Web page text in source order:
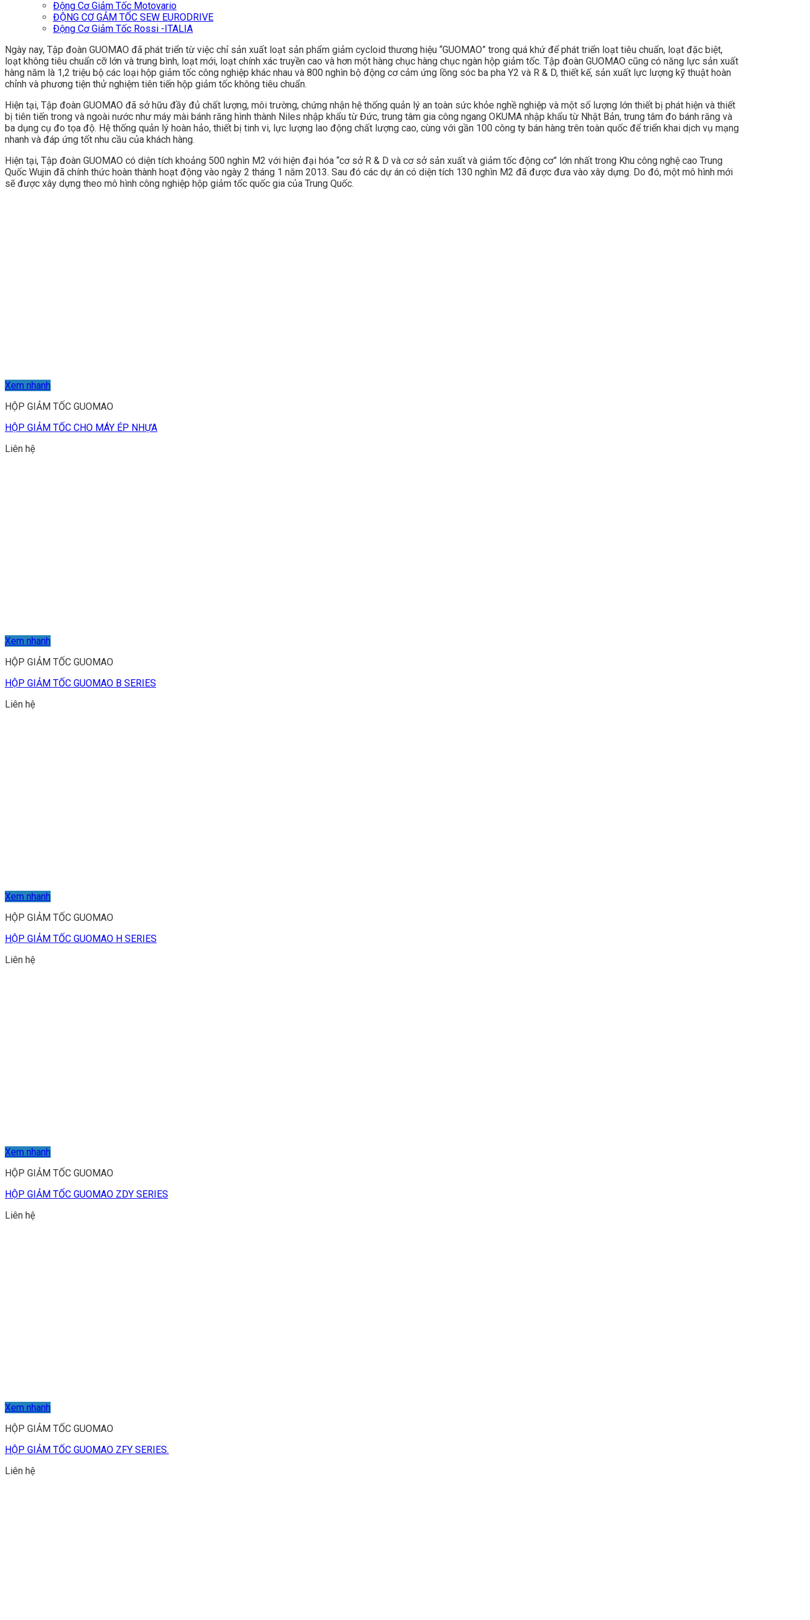
Động Cơ Giảm Tốc Motovario
ĐỘNG CƠ GẢM TỐC SEW EURODRIVE
Động Cơ Giảm Tốc Rossi -ITALIA
Ngày nay, Tập đoàn GUOMAO đã phát triển từ việc chỉ sản xuất loạt sản phẩm giảm cycloid thương hiệu “GUOMAO” trong quá khứ để phát triển loạt tiêu chuẩn, loạt đặc biệt,
loạt không tiêu chuẩn cỡ lớn và trung bình, loạt mới, loạt chính xác truyền cao và hơn một hàng chục hàng chục ngàn hộp giảm tốc. Tập đoàn GUOMAO cũng có năng lực sản xuất
hàng năm là 1,2 triệu bộ các loại hộp giảm tốc công nghiệp khác nhau và 800 nghìn bộ động cơ cảm ứng lồng sóc ba pha Y2 và R & D, thiết kế, sản xuất lực lượng kỹ thuật hoàn
chỉnh và phương tiện thử nghiệm tiên tiến hộp giảm tốc không tiêu chuẩn.
Hiện tại, Tập đoàn GUOMAO đã sở hữu đầy đủ chất lượng, môi trường, chứng nhận hệ thống quản lý an toàn sức khỏe nghề nghiệp và một số lượng lớn thiết bị phát hiện và thiết
bị tiên tiến trong và ngoài nước như máy mài bánh răng hình thành Niles nhập khẩu từ Đức, trung tâm gia công ngang OKUMA nhập khẩu từ Nhật Bản, trung tâm đo bánh răng và
ba dụng cụ đo tọa độ. Hệ thống quản lý hoàn hảo, thiết bị tinh vi, lực lượng lao động chất lượng cao, cùng với gần 100 công ty bán hàng trên toàn quốc để triển khai dịch vụ mạng
nhanh và đáp ứng tốt nhu cầu của khách hàng.
Hiện tại, Tập đoàn GUOMAO có diện tích khoảng 500 nghìn M2 với hiện đại hóa “cơ sở R & D và cơ sở sản xuất và giảm tốc động cơ” lớn nhất trong Khu công nghệ cao Trung
Quốc Wujin đã chính thức hoàn thành hoạt động vào ngày 2 tháng 1 năm 2013. Sau đó các dự án có diện tích 130 nghìn M2 đã được đưa vào xây dựng. Do đó, một mô hình mới
sẽ được xây dựng theo mô hình công nghiệp hộp giảm tốc quốc gia của Trung Quốc.
Xem nhanh
HỘP GIẢM TỐC GUOMAO
HỘP GIẢM TỐC CHO MÁY ÉP NHỰA
Liên hệ
Xem nhanh
HỘP GIẢM TỐC GUOMAO
HỘP GIẢM TỐC GUOMAO B SERIES
Liên hệ
Xem nhanh
HỘP GIẢM TỐC GUOMAO
HỘP GIẢM TỐC GUOMAO H SERIES
Liên hệ
Xem nhanh
HỘP GIẢM TỐC GUOMAO
HỘP GIẢM TỐC GUOMAO ZDY SERIES
Liên hệ
Xem nhanh
HỘP GIẢM TỐC GUOMAO
HỘP GIẢM TỐC GUOMAO ZFY SERIES.
Liên hệ